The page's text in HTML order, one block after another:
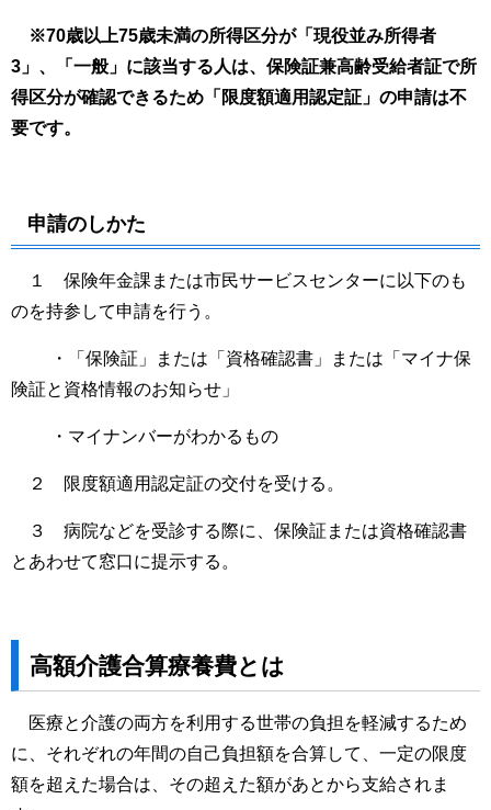
※70歳以上75歳未満の所得区分が「現役並み所得者
3」、「一般」に該当する人は、保険証兼高齢受給者証で所
得区分が確認できるため「限度額適用認定証」の申請は不
要です。
申請のしかた
１ 保険年金課または市民サービスセンターに以下のも
のを持参して申請を行う。
・「保険証」または「資格確認書」または「マイナ保
険証と資格情報のお知らせ」
・マイナンバーがわかるもの
２ 限度額適用認定証の交付を受ける。
３ 病院などを受診する際に、保険証または資格確認書
とあわせて窓口に提示する。
高額介護合算療養費とは
医療と介護の両方を利用する世帯の負担を軽減するため
に、それぞれの年間の自己負担額を合算して、一定の限度
額を超えた場合は、その超えた額があとから支給されま